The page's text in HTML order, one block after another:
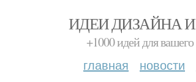
ИДЕИ ДИЗАЙНА
+1000 идей для
главная новости